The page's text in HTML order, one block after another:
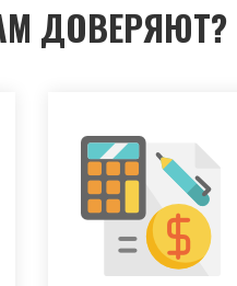
ДОВЕРЯЮТ?